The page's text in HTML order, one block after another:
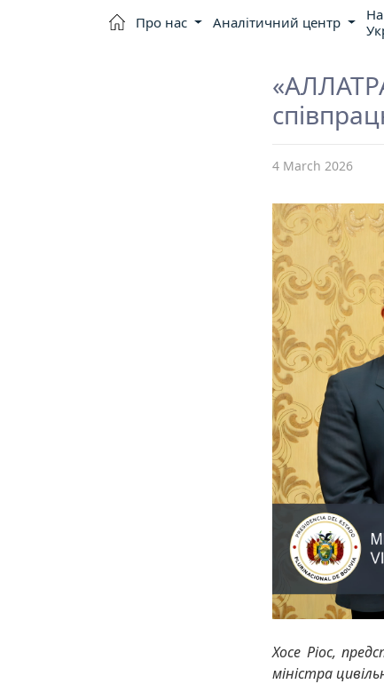
Про нас Аналітичний центр
4 March 2026
Хосе Ріос,
міністра